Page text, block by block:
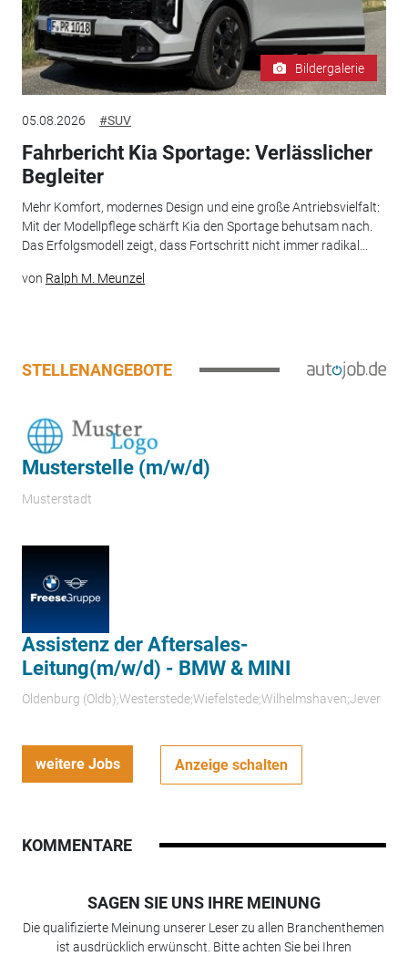
Bildergalerie
05.08.2026 #SUV
Fahrbericht Kia Sportage: Verlässlicher
Begleiter
Mehr Komfort, modernes Design und eine große Antriebsvielfalt:
Mit der Modellpflege schärft Kia den Sportage behutsam nach.
Das Erfolgsmodell zeigt, dass Fortschritt nicht immer radikal...
von Ralph M. Meunzel
STELLENANGEBOTE
Musterstelle (m/w/d)
Musterstadt
Assistenz der Aftersales-
Leitung(m/w/d) - BMW & MINI
Oldenburg (Oldb);Westerstede;Wiefelstede;Wilhelmshaven;Jever
weitere Jobs Anzeige schalten
KOMMENTARE
SAGEN SIE UNS IHRE MEINUNG
Die qualifizierte Meinung unserer Leser zu allen Branchenthemen
ist ausdrücklich erwünscht. Bitte achten Sie bei Ihren